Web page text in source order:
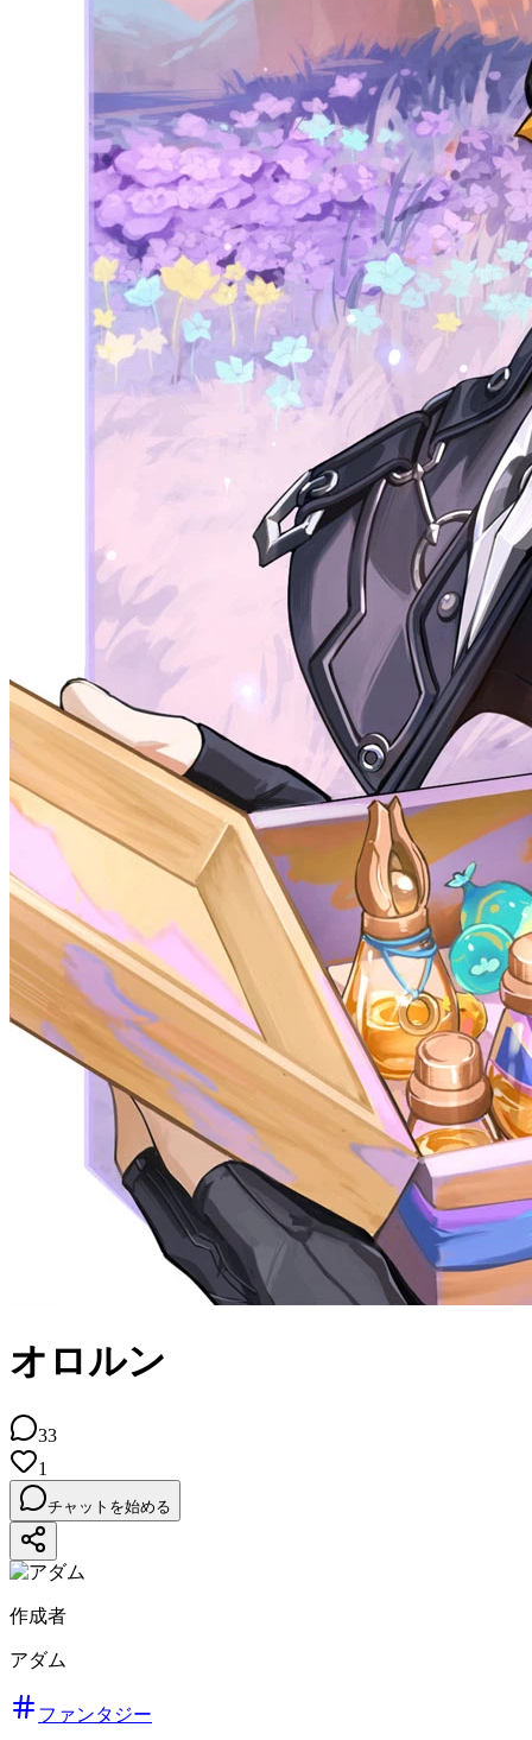
オロルン
33
1
チャットを始める
作成者
アダム
ファンタジー